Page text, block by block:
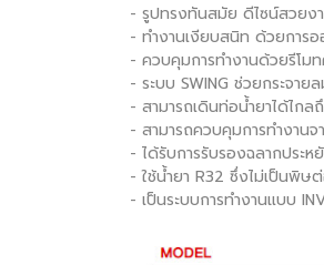
- รูปทรงทันสมัย ดีไซน์สวยง
- ทำงานเงียบสนิท ด้วยการ
- ควบคุมการทำงานด้วยรีโม
- ระบบ SWING ช่วยกระจาย
- สามารถเดินท่อน้ำยาได้ไก
- สามารถควบคุมการทำงาน
- ได้รับการรับรองฉลากประห
- ใช้น้ำยา R32 ซึ่งไม่เป็นพิ
- เป็นระบบการทำงานแบบ